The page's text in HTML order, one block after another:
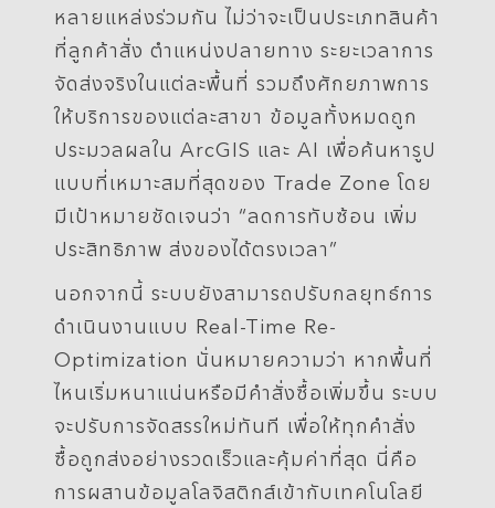
หลายแหล่งร่วมกัน ไม่ว่าจะเป็นประเภทสินค้า
ที่ลูกค้าสั่ง ตำแหน่งปลายทาง ระยะเวลาการ
จัดส่งจริงในแต่ละพื้นที่ รวมถึงศักยภาพการ
ให้บริการของแต่ละสาขา ข้อมูลทั้งหมดถูก
ประมวลผลใน ArcGIS และ AI เพื่อค้นหารูป
แบบที่เหมาะสมที่สุดของ Trade Zone โดย
มีเป้าหมายชัดเจนว่า “ลดการทับซ้อน เพิ่ม
ประสิทธิภาพ ส่งของได้ตรงเวลา”
นอกจากนี้ ระบบยังสามารถปรับกลยุทธ์การ
ดำเนินงานแบบ Real-Time Re-
Optimization นั่นหมายความว่า หากพื้นที่
ไหนเริ่มหนาแน่นหรือมีคำสั่งซื้อเพิ่มขึ้น ระบบ
จะปรับการจัดสรรใหม่ทันที เพื่อให้ทุกคำสั่ง
ซื้อถูกส่งอย่างรวดเร็วและคุ้มค่าที่สุด นี่คือ
การผสานข้อมูลโลจิสติกส์เข้ากับเทคโนโลยี